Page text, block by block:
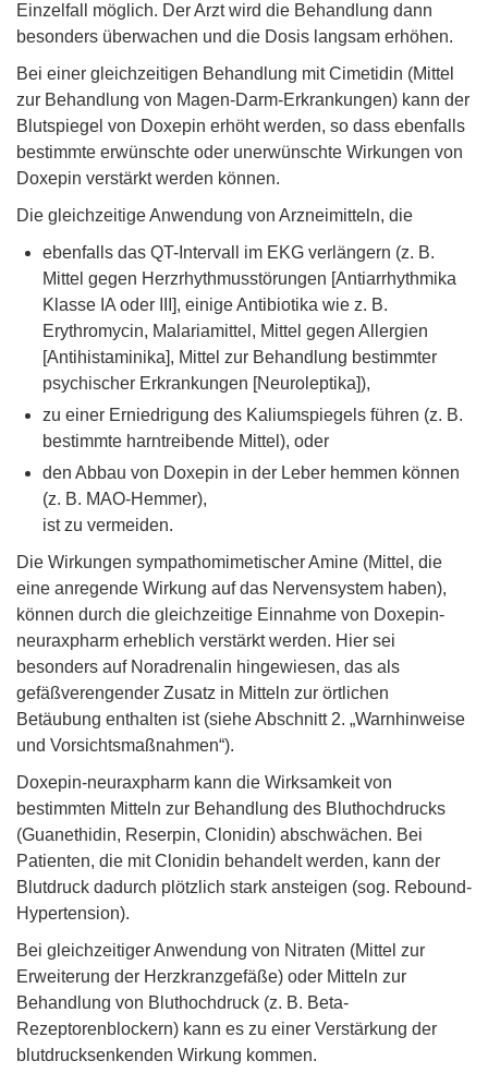
Einzelfall möglich. Der Arzt wird die Behandlung dann
besonders überwachen und die Dosis langsam erhöhen.
Bei einer gleichzeitigen Behandlung mit Cimetidin (Mittel
zur Behandlung von Magen-Darm-Erkrankungen) kann der
Blutspiegel von Doxepin erhöht werden, so dass ebenfalls
bestimmte erwünschte oder unerwünschte Wirkungen von
Doxepin verstärkt werden können.
Die gleichzeitige Anwendung von Arzneimitteln, die
ebenfalls das QT-Intervall im EKG verlängern (z. B.
Mittel gegen Herzrhythmusstörungen [Antiarrhythmika
Klasse IA oder III], einige Antibiotika wie z. B.
Erythromycin, Malariamittel, Mittel gegen Allergien
[Antihistaminika], Mittel zur Behandlung bestimmter
psychischer Erkrankungen [Neuroleptika]),
zu einer Erniedrigung des Kaliumspiegels führen (z. B.
bestimmte harntreibende Mittel), oder
den Abbau von Doxepin in der Leber hemmen können
(z. B. MAO-Hemmer),
ist zu vermeiden.
Die Wirkungen sympathomimetischer Amine (Mittel, die
eine anregende Wirkung auf das Nervensystem haben),
können durch die gleichzeitige Einnahme von Doxepin-
neuraxpharm erheblich verstärkt werden. Hier sei
besonders auf Noradrenalin hingewiesen, das als
gefäßverengender Zusatz in Mitteln zur örtlichen
Betäubung enthalten ist (siehe Abschnitt 2. „Warnhinweise
und Vorsichtsmaßnahmen“).
Doxepin-neuraxpharm kann die Wirksamkeit von
bestimmten Mitteln zur Behandlung des Bluthochdrucks
(Guanethidin, Reserpin, Clonidin) abschwächen. Bei
Patienten, die mit Clonidin behandelt werden, kann der
Blutdruck dadurch plötzlich stark ansteigen (sog. Rebound-
Hypertension).
Bei gleichzeitiger Anwendung von Nitraten (Mittel zur
Erweiterung der Herzkranzgefäße) oder Mitteln zur
Behandlung von Bluthochdruck (z. B. Beta-
Rezeptorenblockern) kann es zu einer Verstärkung der
blutdrucksenkenden Wirkung kommen.